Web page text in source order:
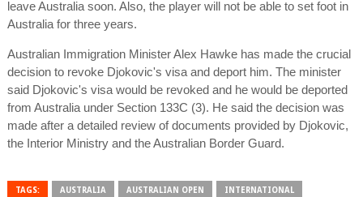
leave Australia soon. Also, the player will not be able to set foot in
Australia for three years.
Australian Immigration Minister Alex Hawke has made the crucial
decision to revoke Djokovic's visa and deport him. The minister
said Djokovic's visa would be revoked and he would be deported
from Australia under Section 133C (3). He said the decision was
made after a detailed review of documents provided by Djokovic,
the Interior Ministry and the Australian Border Guard.
TAGS: AUSTRALIA AUSTRALIAN OPEN INTERNATIONAL